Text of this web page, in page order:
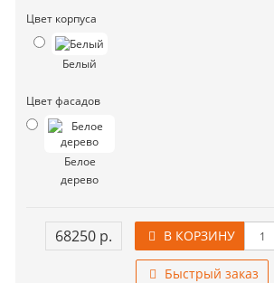
Цвет корпуса
Белый
Цвет фасадов
Белое
дерево
68250 р. В КОРЗИНУ
Быстрый заказ